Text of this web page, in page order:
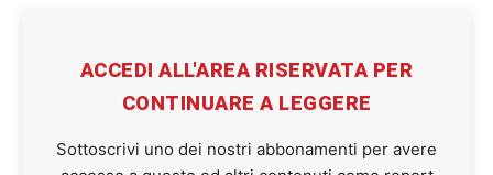
ACCEDI ALL'AREA RISERVATA PER
CONTINUARE A LEGGERE
Sottoscrivi uno dei nostri abbonamenti per avere